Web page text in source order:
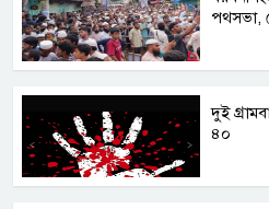
পথসভা,
দুই
৪০